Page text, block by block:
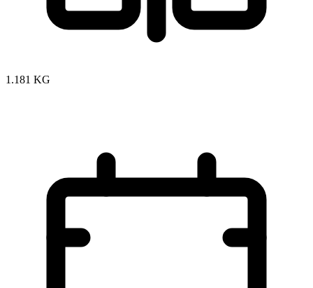
1.181 KG